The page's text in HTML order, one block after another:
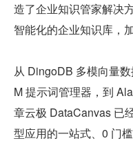
造了企业知识管家解决
智能化的企业知识库，
从 DingoDB 多模向量
M 提示词管理器，到
章云极 DataCanvas 已
型应用的一站式、0 门